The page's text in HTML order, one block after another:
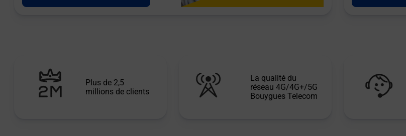
Plus de 2,5
millions de clients
La qualité du
réseau 4G/4G+/5G
Bouygues Telecom